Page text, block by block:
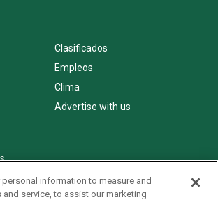
Clasificados
Empleos
Clima
Advertise with us
information to measure and
and service, to assist our marketing